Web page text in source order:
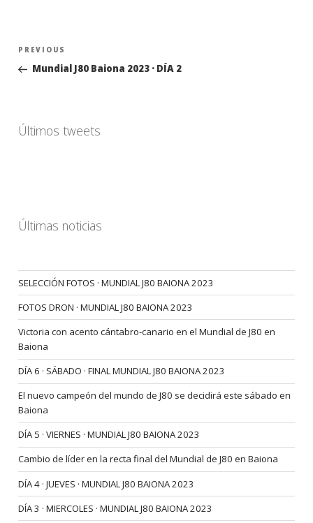
Navegación
entradas
Previous
Post
PREVIOUS
Mundial J80 Baiona 2023 · DÍA 2
Últimos tweets
Últimas noticias
SELECCIÓN FOTOS · MUNDIAL J80 BAIONA 2023
FOTOS DRON · MUNDIAL J80 BAIONA 2023
Victoria con acento cántabro-canario en el Mundial de J80 en
Baiona
DÍA 6 · SÁBADO · FINAL MUNDIAL J80 BAIONA 2023
El nuevo campeón del mundo de J80 se decidirá este sábado en
Baiona
DÍA 5 · VIERNES · MUNDIAL J80 BAIONA 2023
Cambio de líder en la recta final del Mundial de J80 en Baiona
DÍA 4 · JUEVES · MUNDIAL J80 BAIONA 2023
DÍA 3 · MIERCOLES · MUNDIAL J80 BAIONA 2023